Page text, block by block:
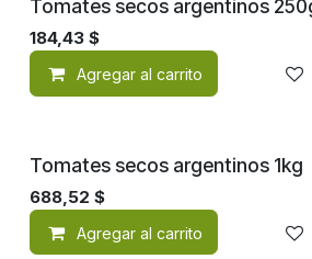
Tomates secos argentinos
184,43 $
Agregar al carrito
Tomates secos argentinos 1kg
688,52 $
Agregar al carrito